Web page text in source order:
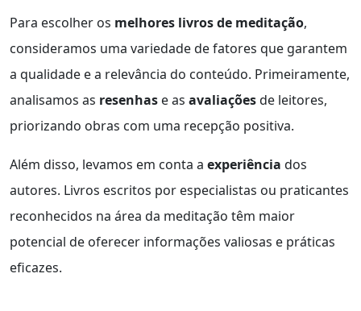
Para escolher os melhores livros de meditação,
consideramos uma variedade de fatores que garantem
a qualidade e a relevância do conteúdo. Primeiramente,
analisamos as resenhas e as avaliaçõesde leitores,
priorizando obras com uma recepção positiva.
Além disso, levamos em conta a experiência dos
autores. Livros escritos por especialistas ou praticantes
reconhecidos na área da meditação têm maior
potencial de oferecer informações valiosas e práticas
eficazes.